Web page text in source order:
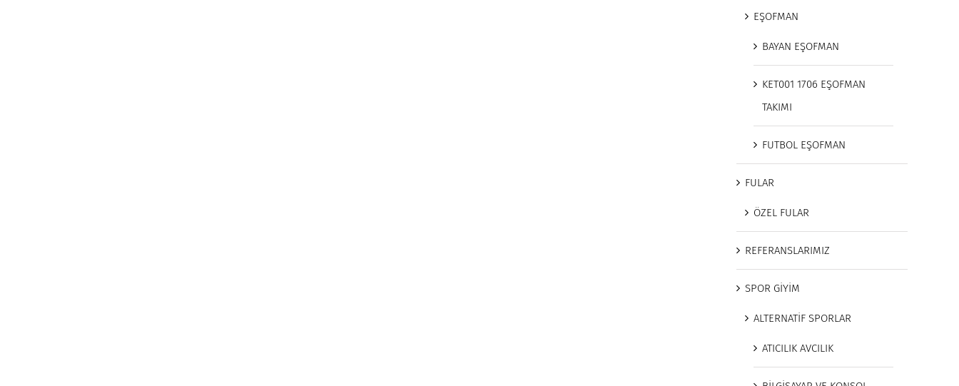
EŞOFMAN
BAYAN EŞOFMAN
KET001 1706 EŞOFMAN
TAKIMI
FUTBOL EŞOFMAN
FULAR
ÖZEL FULAR
REFERANSLARIMIZ
SPOR GİYİM
ALTERNATİF SPORLAR
ATICILIK AVCILIK